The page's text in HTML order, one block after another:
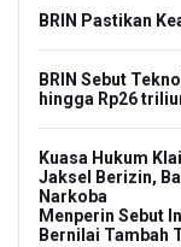
BRIN Pastikan
BRIN Sebut
hingga Rp26
Kuasa Hukum
Jaksel Berizin,
Narkoba
Menperin Sebut
Bernilai Tambah